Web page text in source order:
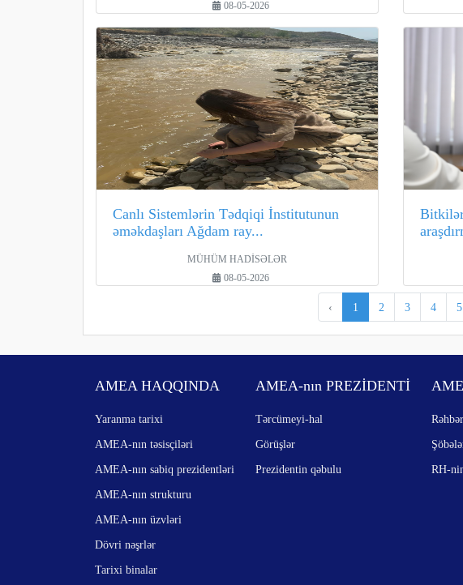
08-05-2026
Canlı Sistemlərin Tədqiqi İnstitutunun
əməkdaşları Ağdam ray...
MÜHÜM HADİSƏLƏR
08-05-2026
‹ 1 2 3 4 5
AMEA HAQQINDA
Yaranma tarixi
AMEA-nın təsisçiləri
AMEA-nın sabiq prezidentləri
AMEA-nın strukturu
AMEA-nın üzvləri
Dövri nəşrlər
Tarixi binalar
AMEA-nın PREZİDENTİ
Tərcümeyi-hal
Görüşlər
Prezidentin qəbulu
RH-